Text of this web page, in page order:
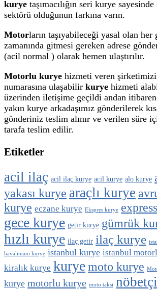
kurye taşımacılığın seri kurye
sektörü olduğunun farkına varın.
Motorların taşıyabileceği yasal olan her
zamanında gitmesi gereken adrese
(acil normal ) olarak hemen ulaştırılır.
Motorlu kurye hizmeti veren
numarasına ulaşabilir kurye hizmeti
üzerinden iletişime geçildi andan
yakın kurye arkadaşımız gönderilerek
gönderiniz teslim alınır ve verilen süre
tarafa teslim edilir.
Etiketler
acil ilaç acil ilaç kurye acil kurye alo kurye
yakası kurye araçlı kurye
kurye eczane kurye Ekspres kurye
gece kurye getir kurye gümrük
hızlı kurye ilaç getir ilaç kurye
havalimanı kurye istanbul kurye istanbul
kiralık kurye kuryemoto kurye
kurye motorlu kurye moto taksi